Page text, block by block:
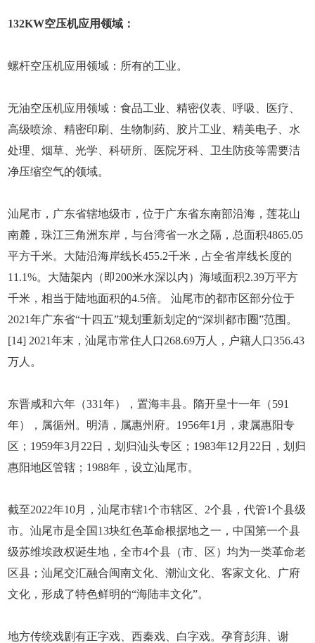
132KW空压机应用领域：
螺杆空压机应用领域：所有的工业。
无油空压机应用领域：食品工业、精密仪表、呼吸、医疗、
高级喷涂、精密印刷、生物制药、胶片工业、精美电子、水
处理、烟草、光学、科研所、医院牙科、卫生防疫等需要洁
净压缩空气的领域。
汕尾市，广东省辖地级市，位于广东省东南部沿海，莲花山
南麓，珠江三角洲东岸，与台湾省一水之隔，总面积4865.05
平方千米。大陆沿海岸线长455.2千米，占全省岸线长度的
11.1%。大陆架内（即200米水深以内）海域面积2.39万平方
千米，相当于陆地面积的4.5倍。 汕尾市的都市区部分位于
2021年广东省“十四五”规划重新划定的“深圳都市圈”范围。
[14] 2021年末，汕尾市常住人口268.69万人，户籍人口356.43
万人。
东晋咸和六年（331年），置海丰县。隋开皇十一年（591
年），属循州。明清，属惠州府。1956年1月，隶属惠阳专
区；1959年3月22日，划归汕头专区；1983年12月22日，划归
惠阳地区管辖；1988年，设立汕尾市。
截至2022年10月，汕尾市辖1个市辖区、2个县，代管1个县级
市。汕尾市是全国13块红色革命根据地之一，中国第一个县
级苏维埃政权诞生地，全市4个县（市、区）均为一类革命老
区县；汕尾交汇融合闽南文化、潮汕文化、客家文化、广府
文化，形成了特色鲜明的“海陆丰文化”。
地方传统戏剧有正字戏、西秦戏、白字戏。孕育彭湃、谢